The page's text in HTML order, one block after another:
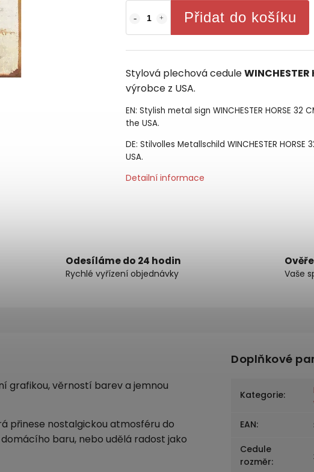
Přidat do košíku
Stylová plechová ceduleWINCHESTER
výrobce z USA.
EN: Stylish metal sign WINCHESTER HORSE
the USA.
DE: Stilvolles Metallschild WINCHESTER
USA.
Detailní informace
Odesíláme do 24 hodin
Rychlé vyřízení objednávky Vaše
grafikou, věrností barev a jemnou
přinese nostalgickou atmosféru do
baru, nebo udělá radost jako
Doplňkové
Kategorie:
EAN:
Cedule
rozměr: